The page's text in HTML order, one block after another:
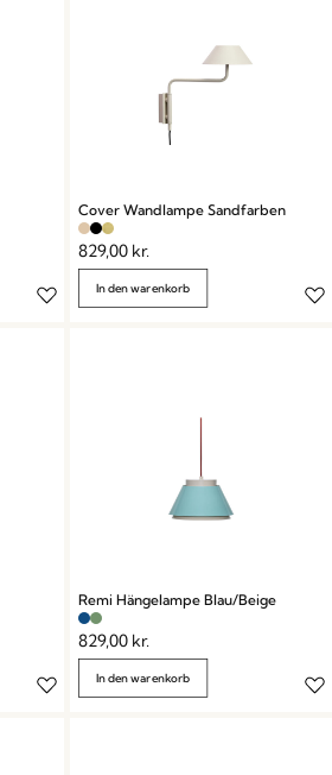
Cover Wandlampe Sandfarben
829,00 kr.
In den warenkorb
Remi Hängelampe Blau/Beige
829,00 kr.
In den warenkorb